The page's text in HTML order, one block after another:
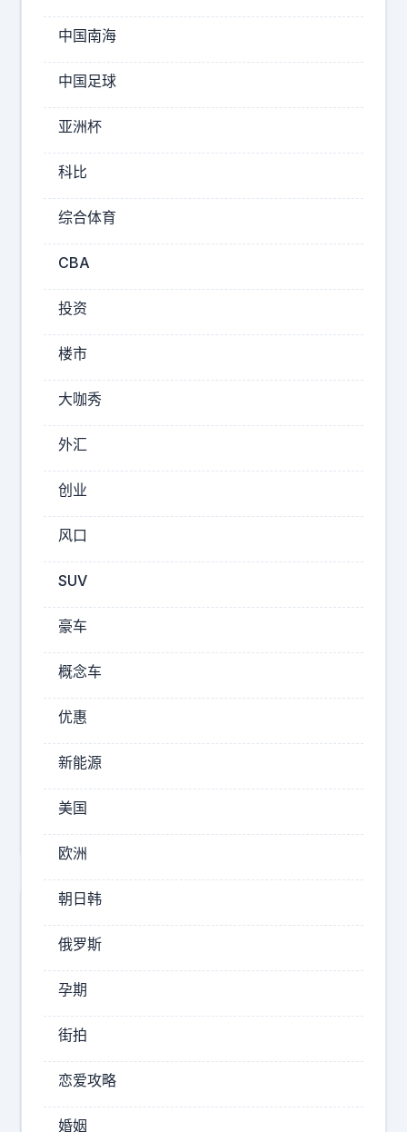
年
份
上
，
1
3
的
人
送
我
我
也
要
是
他
们
女
朋
友
吗
？
你
真
笑
2026-
07
小
饮
酒
“
你
送
礼
就
当
你
女
朋
友
翻
中国南海
中国足球
亚洲杯
科比
综合体育
CBA
投资
楼市
大咖秀
外汇
创业
风口
SUV
豪车
概念车
优惠
新能源
美国
欧洲
朝日韩
俄罗斯
孕期
街拍
恋爱攻略
婚姻